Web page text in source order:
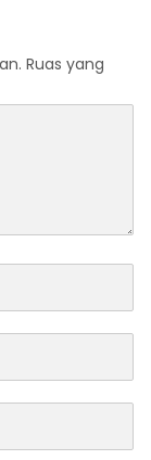
Ruas yang